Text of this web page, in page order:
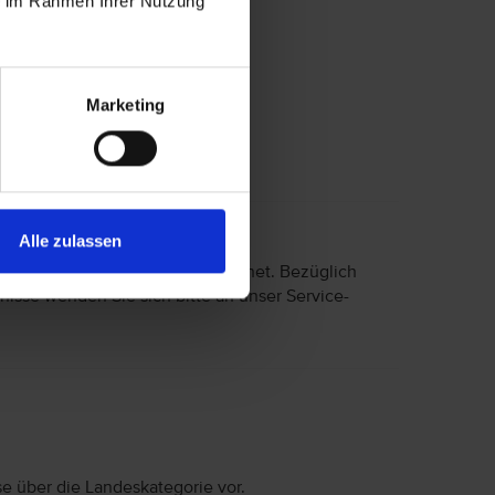
Marketing
Alle zulassen
Mobilität geeignet. Bezüglich
wenden Sie sich bitte an unser Service-
über die Landeskategorie vor.